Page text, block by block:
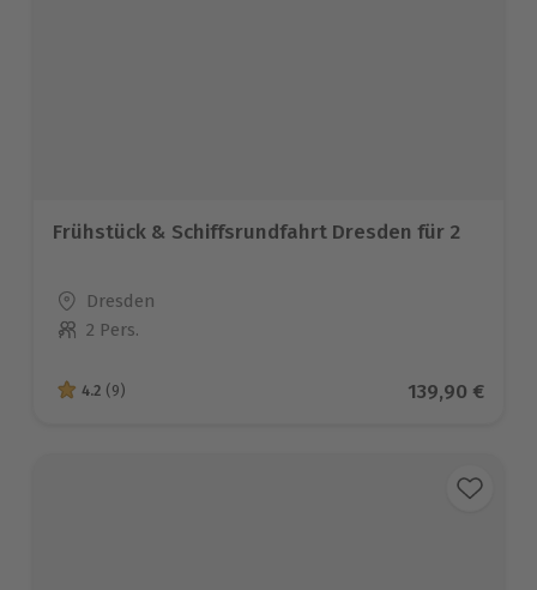
Frühstück & Schiffsrundfahrt Dresden für 2
Standort
Dresden
Anzahl der Teilnehmer
2 Pers.
4.2 von 5 Sternen basierend auf 9 Bewertungen
4.2 (9) Aktueller
139,90 €